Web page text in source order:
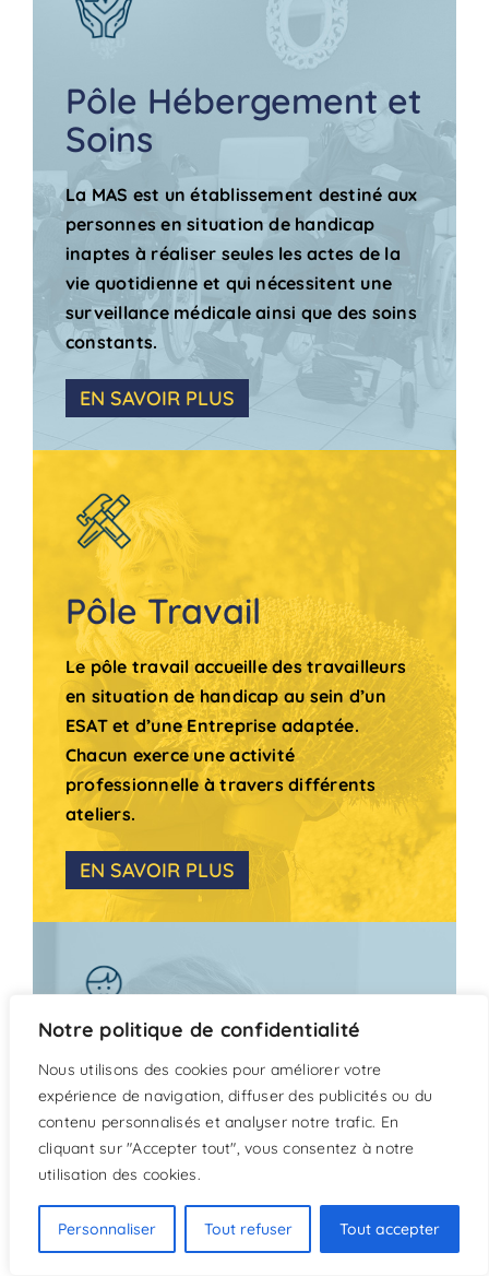
Notre politique de confidentialité
Nous utilisons des cookies pour améliorer votre
expérience de navigation, diffuser des publicités ou du
contenu personnalisés et analyser notre trafic. En
cliquant sur "Accepter tout", vous consentez à notre
utilisation des cookies.
Personnaliser Tout refuser Tout accepter
Pôle Hébergement et
Soins
La MAS est un établissement destiné aux
personnes en situation de handicap
inaptes à réaliser seules les actes de la
vie quotidienne et qui nécessitent une
surveillance médicale ainsi que des soins
constants.
EN SAVOIR PLUS
Pôle Travail
Le pôle travail accueille des travailleurs
en situation de handicap au sein d’un
ESAT et d’une Entreprise adaptée.
Chacun exerce une activité
professionnelle à travers différents
ateliers.
EN SAVOIR PLUS
Pôle Enfance
Le pôle enfance s’organise autour de
divers services qui participent à
l’adolescent accueillis.